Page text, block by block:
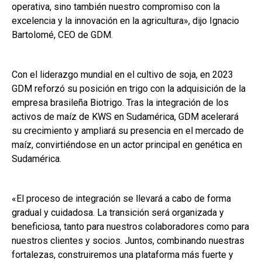
operativa, sino también nuestro compromiso con la
excelencia y la innovación en la agricultura», dijo Ignacio
Bartolomé, CEO de GDM.
Con el liderazgo mundial en el cultivo de soja, en 2023
GDM reforzó su posición en trigo con la adquisición de la
empresa brasileña Biotrigo. Tras la integración de los
activos de maíz de KWS en Sudamérica, GDM acelerará
su crecimiento y ampliará su presencia en el mercado de
maíz, convirtiéndose en un actor principal en genética en
Sudamérica.
«El proceso de integración se llevará a cabo de forma
gradual y cuidadosa. La transición será organizada y
beneficiosa, tanto para nuestros colaboradores como para
nuestros clientes y socios. Juntos, combinando nuestras
fortalezas, construiremos una plataforma más fuerte y